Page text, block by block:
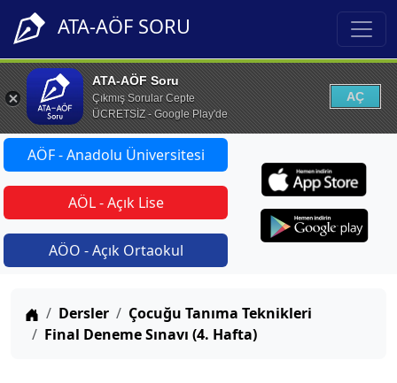
ATA-AÖF SORU
ATA-AÖF Soru
Çıkmış Sorular Cepte
ÜCRETSİZ - Google Play'de
AÇ
AÖF - Anadolu Üniversitesi
AÖL - Açık Lise
AÖO - Açık Ortaokul
Anasayfa
Dersler
Çocuğu Tanıma Teknikleri
Final Deneme Sınavı (4. Hafta)